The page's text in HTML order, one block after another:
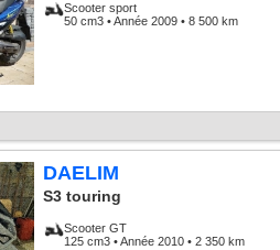
Scooter sport
50 cm3 • Année 2009 • 8 500 km
DAELIM
S3 touring
Scooter GT
125 cm3 • Année 2010 • 2 350 km